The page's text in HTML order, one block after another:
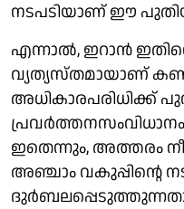
നടപടിയാണ് ഈ
എന്നാൽ, ഇറാൻ
വ്യത്യസ്തമായാണ്
അധികാരപരിധിക്ക്
ഇതെന്നും, അത്തരം
അഞ്ചാം വകുപ്പിന്റെ